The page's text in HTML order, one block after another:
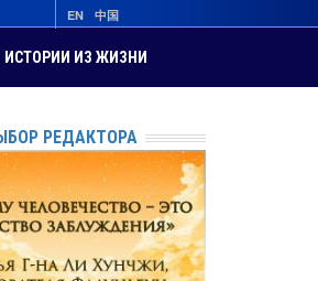
EN 中国
ИСТОРИИ ИЗ ЖИЗНИ
РЕДАКТОРА